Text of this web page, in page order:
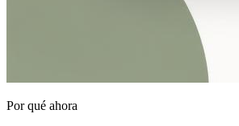
Por qué ahora